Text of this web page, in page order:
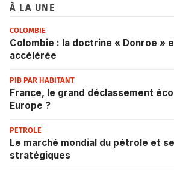
À LA UNE
COLOMBIE
Colombie : la doctrine « Donroe »
accélérée
PIB PAR HABITANT
France, le grand déclassement
Europe ?
PETROLE
Le marché mondial du pétrole et
stratégiques